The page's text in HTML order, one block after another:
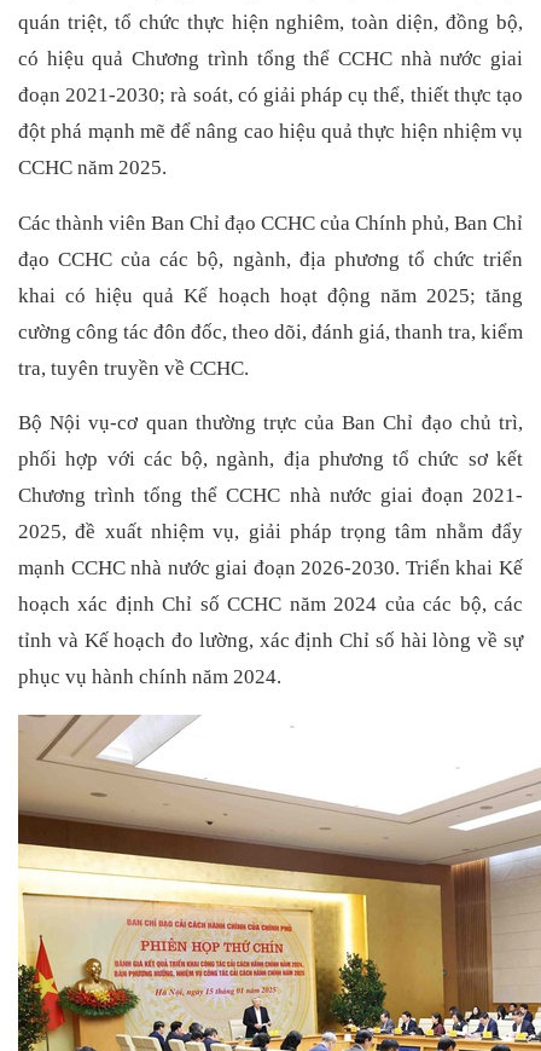
quán triệt, tổ chức thực hiện nghiêm, toàn diện, đồng bộ,
có hiệu quả Chương trình tổng thể CCHC nhà nước giai
đoạn 2021-2030; rà soát, có giải pháp cụ thể, thiết thực tạo
đột phá mạnh mẽ để nâng cao hiệu quả thực hiện nhiệm vụ
CCHC năm 2025.
Các thành viên Ban Chỉ đạo CCHC của Chính phủ, Ban Chỉ
đạo CCHC của các bộ, ngành, địa phương tổ chức triển
khai có hiệu quả Kế hoạch hoạt động năm 2025; tăng
cường công tác đôn đốc, theo dõi, đánh giá, thanh tra, kiểm
tra, tuyên truyền về CCHC.
Bộ Nội vụ-cơ quan thường trực của Ban Chỉ đạo chủ trì,
phối hợp với các bộ, ngành, địa phương tổ chức sơ kết
Chương trình tổng thể CCHC nhà nước giai đoạn 2021-
2025, đề xuất nhiệm vụ, giải pháp trọng tâm nhằm đẩy
mạnh CCHC nhà nước giai đoạn 2026-2030. Triển khai Kế
hoạch xác định Chỉ số CCHC năm 2024 của các bộ, các
tỉnh và Kế hoạch đo lường, xác định Chỉ số hài lòng về sự
phục vụ hành chính năm 2024.